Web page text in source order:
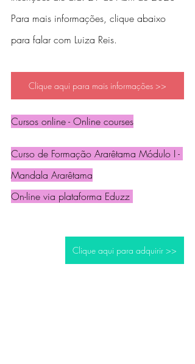
Para mais informações, clique abaixo
para falar com Luiza Reis.
Clique aqui para mais informações >>
Cursos online - Online courses
Curso de Formação Ararêtama Módulo I -
Mandala Ararêtama
On-line via plataforma Eduzz
Clique aqui para adquirir >>